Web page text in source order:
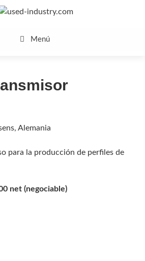
Menú
Alemania
para la producción de perfiles de
net (negociable)